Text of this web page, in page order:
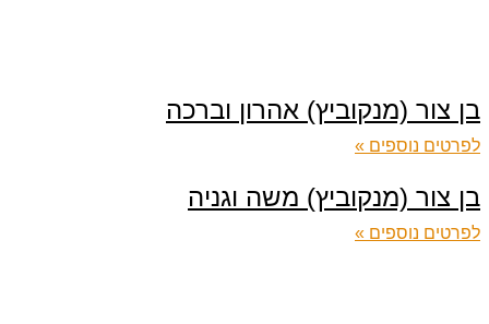
בן צור (מנקוביץ) אהרון וברכה
לפרטים נוספים »
בן צור (מנקוביץ) משה וגניה
לפרטים נוספים »